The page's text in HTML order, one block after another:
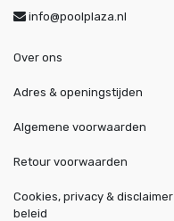
info@poolplaza.nl
Over ons
Adres & openingstijden
Algemene voorwaarden
Retour voorwaarden
Cookies, privacy & disclaimer
beleid